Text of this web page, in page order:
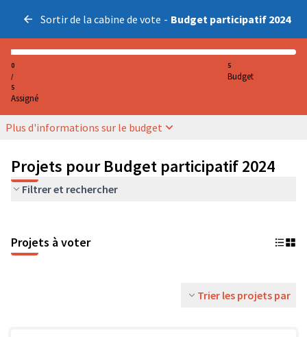
Sortir de la cabine de vote - Budget participatif 2024
0
/
5
Assigné
5
Budget
Plus d'informations sur le budget
Projets pour Budget participatif 2024
Filtrer et rechercher
Projets à voter
Trier les projets par